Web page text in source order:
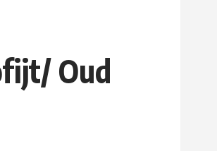
Oud